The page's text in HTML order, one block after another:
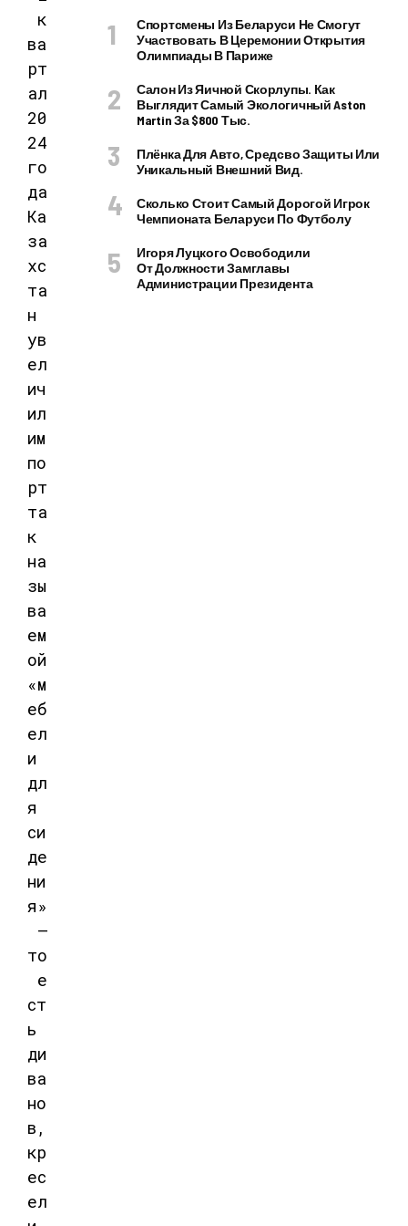
к
ва
рт
ал
20
24
го
да
Ка
за
хс
та
н
ув
ел
ич
ил
им
по
рт
та
к
на
зы
ва
ем
ой
«м
еб
ел
и
дл
я
си
де
ни
я»
—
то
е
ст
ь
ди
ва
но
в,
кр
ес
ел
Спортсмены Из Беларуси Не Смогут
Участвовать В Церемонии Открытия
Олимпиады В Париже
Салон Из Яичной Скорлупы. Как
Выглядит Самый Экологичный Aston
Martin За $800 Тыс.
Плёнка Для Авто, Средсво Защиты Или
Уникальный Внешний Вид.
Сколько Стоит Самый Дорогой Игрок
Чемпионата Беларуси По Футболу
Игоря Луцкого Освободили
От Должности Замглавы
Администрации Президента